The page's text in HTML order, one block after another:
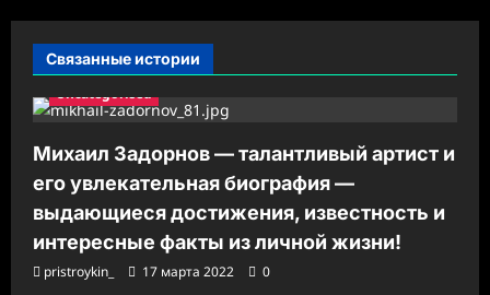
п
и
с
и
Связанные истории
Uncategorised
Михаил Задорнов — талантливый артист и
его увлекательная биография —
выдающиеся достижения, известность и
интересные факты из личной жизни!
pristroykin_ 17 марта 2022 0